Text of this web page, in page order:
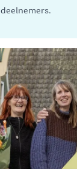
deelnemers.